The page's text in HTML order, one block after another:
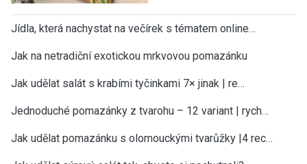
Jídla, která nachystat na večírek s tématem online…
Jak na netradiční exotickou mrkvovou pomazánku
Jak udělat salát s krabími tyčinkami 7× jinak | re…
Jednoduché pomazánky z tvarohu – 12 variant | rych…
Jak udělat pomazánku s olomouckými tvarůžky |4 rec…